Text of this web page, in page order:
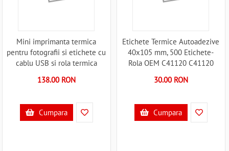
Mini imprimanta termica
pentru fotografii si etichete cu
cablu USB si rola termica
138.00 RON
Cumpara
Etichete Termice Autoadezive
40x105 mm, 500 Etichete-
Rola OEM C41120 C41120
30.00 RON
Cumpara